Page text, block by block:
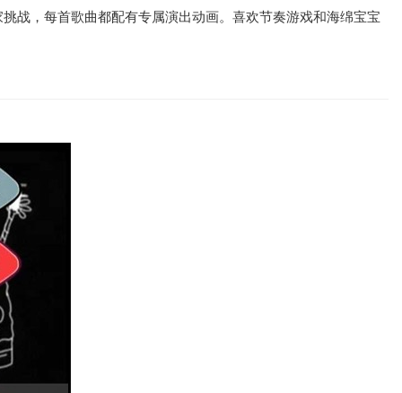
战，每首歌曲都配有专属演出动画。喜欢节奏游戏和海绵宝宝